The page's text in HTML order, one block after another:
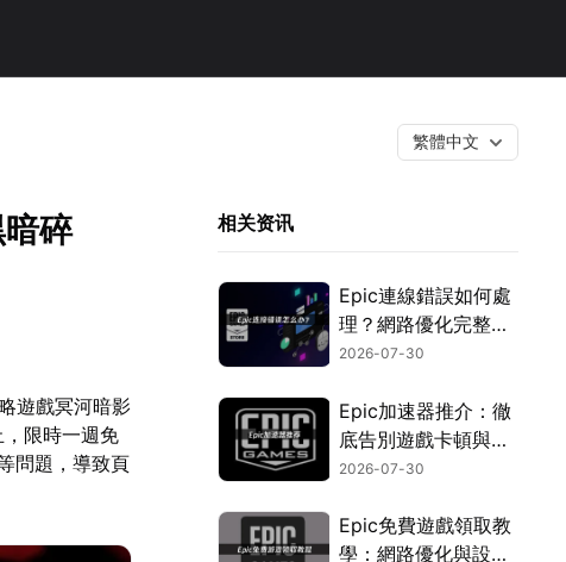
繁體中文
碎
遊戲冥河暗影
限時一週免
問題，導致頁
相关资讯
Epic連線錯誤如何處
理？網路優化完整教
學！
2026-07-30
Epic加速器推介：徹
底告別遊戲卡頓與延
遲的優化攻略！
2026-07-30
Epic免費遊戲領取教
學：網路優化與設定